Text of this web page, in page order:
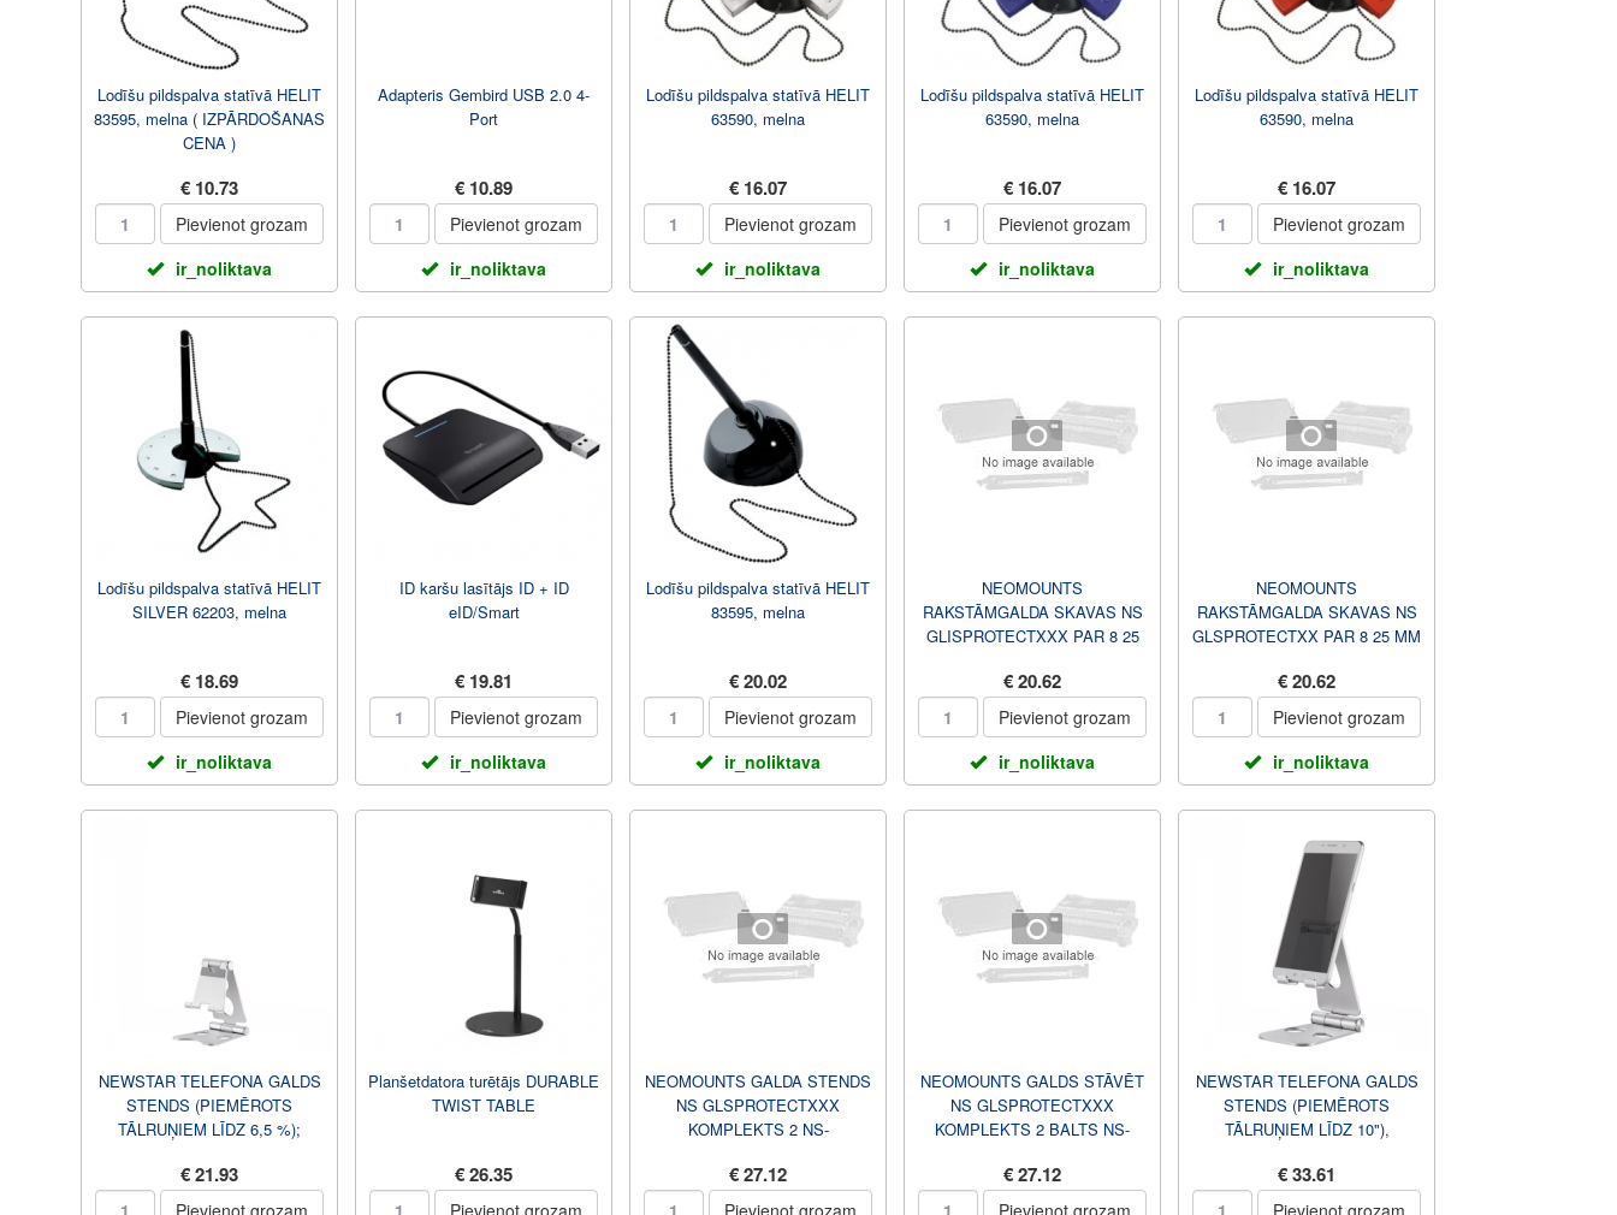
Lodīšu pildspalva statīvā HELIT
83595, melna ( IZPĀRDOŠANAS
CENA )
€ 10.73
Pievienot grozam
ir_noliktava
Adapteris Gembird USB 2.0 4-
Port
€ 10.89
Pievienot grozam
ir_noliktava
Lodīšu pildspalva statīvā HELIT
63590, melna
€ 16.07
Pievienot grozam
ir_noliktava
Lodīšu pildspalva statīvā HELIT
63590, melna
€ 16.07
Pievienot grozam
ir_noliktava
Lodīšu pildspalva statīvā HELIT
63590, melna
€ 16.07
Pievienot grozam
ir_noliktava
Lodīšu pildspalva statīvā HELIT
SILVER 62203, melna
€ 18.69
Pievienot grozam
ir_noliktava
ID karšu lasītājs ID + ID
eID/Smart
€ 19.81
Pievienot grozam
ir_noliktava
Lodīšu pildspalva statīvā HELIT
83595, melna
€ 20.02
Pievienot grozam
ir_noliktava
NEOMOUNTS
RAKSTĀMGALDA SKAVAS NS
GLISPROTECTXXX PAR 8 25
KOMPLEKTS 2 NS-
CLMP25BLACK
€ 20.62
Pievienot grozam
ir_noliktava
NEOMOUNTS
RAKSTĀMGALDA SKAVAS NS
GLSPROTECTXX PAR 8 25 MM
KOMPLEKTS 2, BALTA NS...
€ 20.62
Pievienot grozam
ir_noliktava
NEWSTAR TELEFONA GALDS
STENDS (PIEMĒROTS
TĀLRUŅIEM LĪDZ 6,5 %);
€ 21.93
Pievienot grozam
Planšetdatora turētājs DURABLE
TWIST TABLE
€ 26.35
Pievienot grozam
NEOMOUNTS GALDA STENDS
NS GLSPROTECTXXX
KOMPLEKTS 2 NS-
€ 27.12
Pievienot grozam
NEOMOUNTS GALDS STĀVĒT
NS GLSPROTECTXXX
KOMPLEKTS 2 BALTS NS-
€ 27.12
Pievienot grozam
NEWSTAR TELEFONA GALDS
STENDS (PIEMĒROTS
TĀLRUŅIEM LĪDZ 10"),
€ 33.61
Pievienot grozam